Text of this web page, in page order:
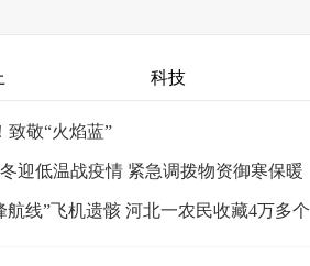
科技
致敬“火焰蓝”
迎低温战疫情 紧急调拨物资御寒保暖
航线”飞机遗骸 河北一农民收藏4万多个